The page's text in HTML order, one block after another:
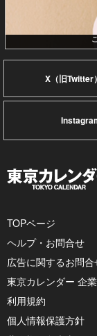
X（旧Twitter
TOPページ
ヘルプ・お問合せ
広告に関するお問合
東京カレンダー 企
利用規約
個人情報保護方針